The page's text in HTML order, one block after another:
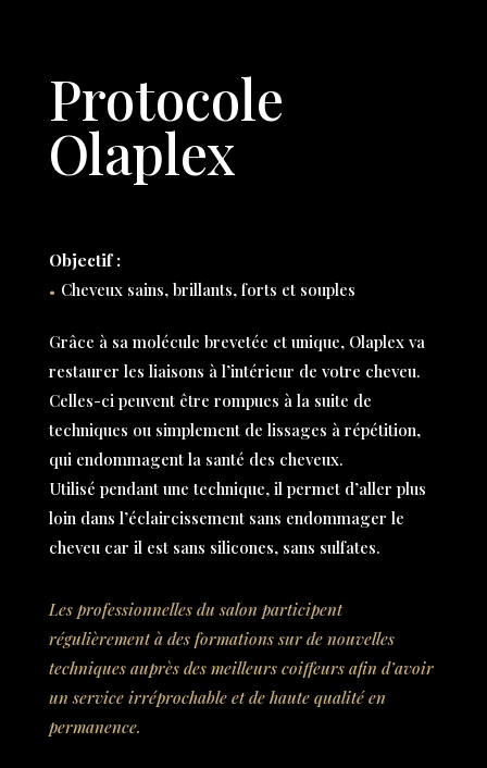
Protocole
Olaplex
Objectif :
• Cheveux sains, brillants, forts et souples
Grâce à sa molécule brevetée et unique, Olaplex va
restaurer les liaisons à l’intérieur de votre cheveu.
Celles-ci peuvent être rompues à la suite de
techniques ou simplement de lissages à répétition,
qui endommagent la santé des cheveux.
Utilisé pendant une technique, il permet d’aller plus
loin dans l’éclaircissement sans endommager le
cheveu car il est sans silicones, sans sulfates.
Les professionnelles du salon participent
régulièrement à des formations sur de nouvelles
techniques auprès des meilleurs coiffeurs afin d’avoir
un service irréprochable et de haute qualité en
permanence.